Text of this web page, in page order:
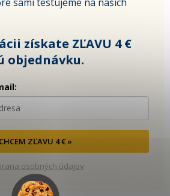
získate ZĽAVU 4 €
objednávku.
CHCEM ZĽAVU 4 € »
osobných údajov